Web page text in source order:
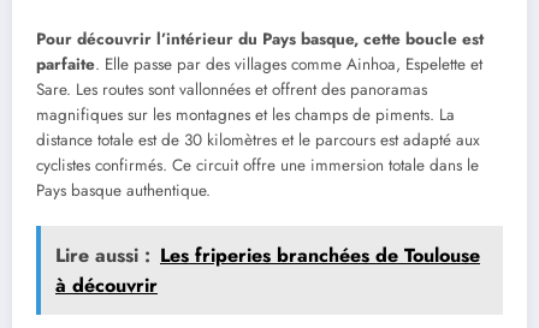
Pour découvrir l’intérieur du Pays basque, cette boucle est
parfaite. Elle passe par des villages comme Ainhoa, Espelette et
Sare. Les routes sont vallonnées et offrent des panoramas
magnifiques sur les montagnes et les champs de piments. La
distance totale est de 30 kilomètres et le parcours est adapté aux
cyclistes confirmés. Ce circuit offre une immersion totale dans le
Pays basque authentique.
Lire aussi : Les friperies branchées de Toulouse
à découvrir